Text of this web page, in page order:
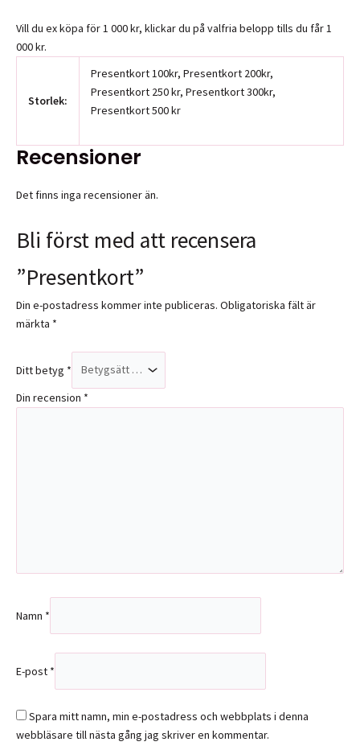
Vill du ex köpa för 1 000 kr, klickar du på valfria belopp tills du får 1
000 kr.
Storlek:
Presentkort 100kr, Presentkort 200kr,
Presentkort 250 kr, Presentkort 300kr,
Presentkort 500 kr
Recensioner
Det finns inga recensioner än.
Bli först med att recensera
”Presentkort”
Din e-postadress kommer inte publiceras. Obligatoriska fält är
märkta *
Ditt betyg *
Din recension *
Namn *
E-post *
Spara mitt namn, min e-postadress och webbplats i denna
webbläsare till nästa gång jag skriver en kommentar.